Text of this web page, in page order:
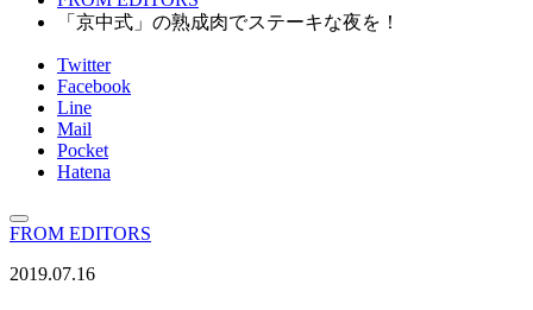
「京中式」の熟成肉でステーキな夜を！
Twitter
Facebook
Line
Mail
Pocket
Hatena
FROM EDITORS
2019.07.16